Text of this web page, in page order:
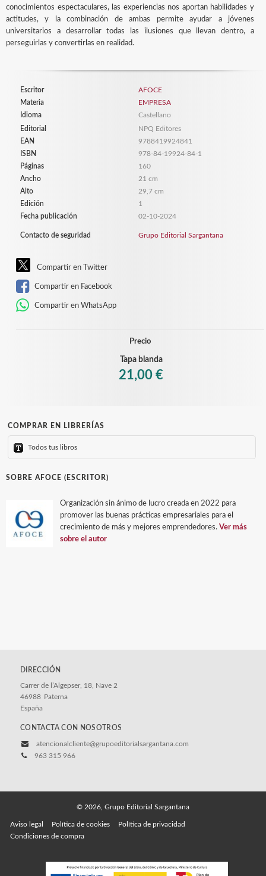
conocimientos espectaculares, las experiencias nos aportan habilidades y
actitudes, y la combinación de ambas permite ayudar a jóvenes
universitarios a desarrollar todas las ilusiones que llevan dentro, a
perseguirlas y convertirlas en realidad.
Escritor
AFOCE
Materia
EMPRESA
Idioma
Castellano
Editorial
NPQ Editores
EAN
9788419924841
ISBN
978-84-19924-84-1
Páginas
160
Ancho
21 cm
Alto
29,7 cm
Edición
1
Fecha publicación
02-10-2024
Contacto de seguridad Grupo Editorial Sargantana
Compartir en Twitter
Compartir en Facebook
Compartir en WhatsApp
Precio
Tapa blanda
21,00 €
COMPRAR EN LIBRERÍAS
Todos tus libros
SOBRE AFOCE (ESCRITOR)
Organización sin ánimo de lucro creada en 2022 para
promover las buenas prácticas empresariales para el
crecimiento de más y mejores emprendedores. Ver más
sobre el autor
DIRECCIÓN
Carrer de l’Algepser, 18, Nave 2
46988 Paterna
España
CONTACTA CON NOSOTROS
atencionalcliente@grupoeditorialsargantana.com
963 315 966
© 2026, Grupo Editorial Sargantana
Aviso legal Política de cookies
Política de privacidad
Condiciones de compra